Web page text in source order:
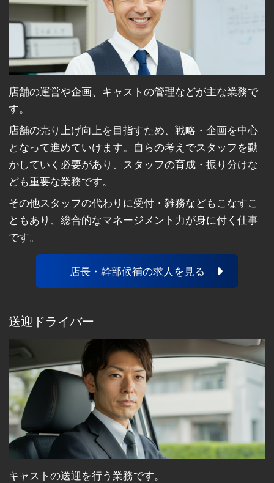
店舗の運営や企画、キャストの管理などが主な業務で
す。
店舗の売り上げ向上を目指すため、戦略・企画を中心
となって進めていけます。自らの考えでスタッフを動
かしていく必要があり、スタッフの育成・振り分けな
ども重要な業務です。
その他スタッフの代わりに受付・雑務などもこなすこ
ともあり、総合的なマネージメント力が身に付く仕事
です。
店長・幹部候補の求人を見る
送迎ドライバー
キャストの送迎を行う業務です。